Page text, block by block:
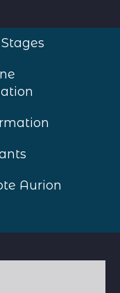
Aurion
Sociale et